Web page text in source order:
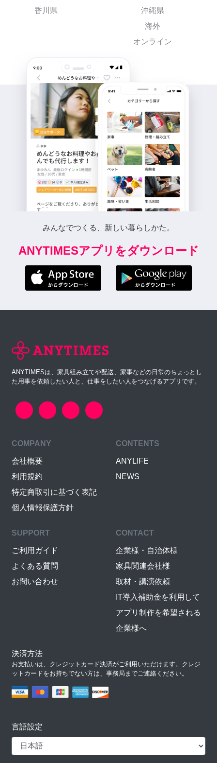
香川県
沖縄県
海外
オンライン
みんなでつくる、新しい暮らしかた。
ANYTIMESアプリをダウンロード
ANYTIMESは、家具組み立てや配送、家事などの日常のちょっとし
た用事を依頼したい人と、仕事をしたい人をつなげるアプリです。
COMPANY
会社概要
利用規約
特定商取引に基づく表記
個人情報保護方針
CONTENTS
ANYLIFE
NEWS
SUPPORT
ご利用ガイド
よくある質問
お問い合わせ
CONTACT
企業様・自治体様
家具関連会社様
取材・講演依頼
IT導入補助金を利用して
アプリ制作を希望される
企業様へ
決済方法
お支払いは、クレジットカード決済がご利用いただけます。クレジ
ットカードをお持ちでない方は、事務局までご連絡ください。
言語設定